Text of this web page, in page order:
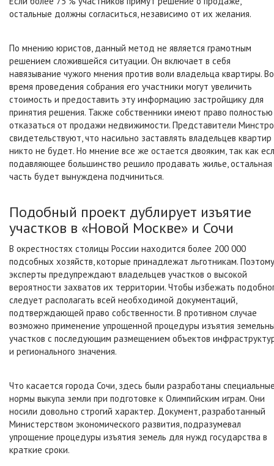
остальные должны согласиться, независимо от их желания.
По мнению юристов, данный метод не является грамотным
решением сложившейся ситуации. Он включает в себя
навязывание чужого мнения против воли владельца квартиры. Во
время проведения собрания его участники могут увеличить
стоимость и предоставить эту информацию застройщику для
принятия решения. Также собственники имеют право полностью
отказаться от продажи недвижимости. Представители
свидетельствуют, что насильно заставлять владельцев квартир
никто не будет. Но мнение все же остается двояким, так как
подавляющее большинство решило продавать жилье, остальная
часть будет вынуждена подчиниться.
Подобный проект дублирует изъятие
участков в «Новой Москве» и Сочи
В окрестностях столицы России находится более 200 000
подсобных хозяйств, которые принадлежат льготникам. Поэтому
эксперты предупреждают владельцев участков о высокой
вероятности захватов их территории. Чтобы избежать
следует располагать всей необходимой документаций,
подтверждающей право собственности. В противном случае
возможно применение упрощенной процедуры изъятия
участков с последующим размещением объектов
и регионального значения.
Что касается города Сочи, здесь были разработаны
нормы выкупа земли при подготовке к Олимпийским играм. Они
носили довольно строгий характер. Документ, разработанный
Министерством экономического развития, подразумевал
упрощение процедуры изъятия земель для нужд государства в
краткие сроки.